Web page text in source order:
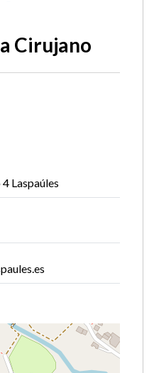
Cirujano
Laspaúles